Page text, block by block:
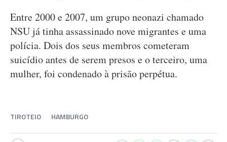
Entre 2000 e 2007, um grupo neonazi chamado
NSU já tinha assassinado nove migrantes e uma
polícia. Dois dos seus membros cometeram
suicídio antes de serem presos e o terceiro, uma
mulher, foi condenado à prisão perpétua.
TIROTEIO HAMBURGO